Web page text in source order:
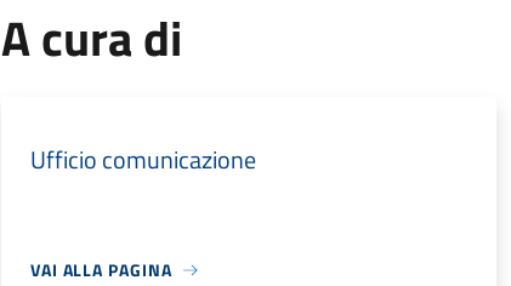
A cura di
Ufficio comunicazione
VAI ALLA PAGINA